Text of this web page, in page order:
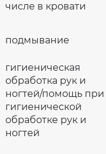
числе в кровати
подмывание
гигиеническая
обработка рук и
ногтей/помощь при
гигиенической
обработке рук и
ногтей